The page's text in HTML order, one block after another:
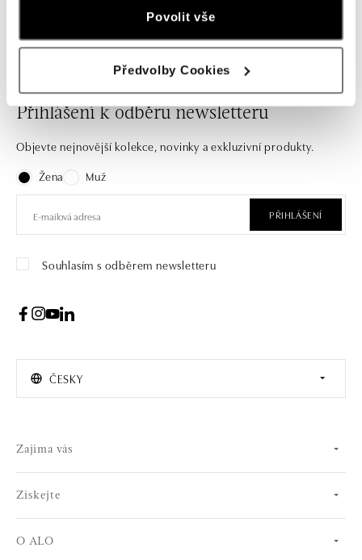
Povolit vše
Předvolby Cookies
Některé chvíle jsou jen jednou za život.
Přihlášení k odběru newsletteru
Objevte nejnovější kolekce, novinky a exkluzivní produkty.
Žena
Muž
PŘIHLÁŠENÍ
Souhlasím s odběrem newsletteru
ČESKY
Zajíma vás
Získejte
O ALO